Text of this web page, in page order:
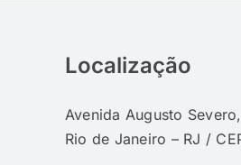
Localização
Avenida Augusto
Rio de Janeiro – RJ /